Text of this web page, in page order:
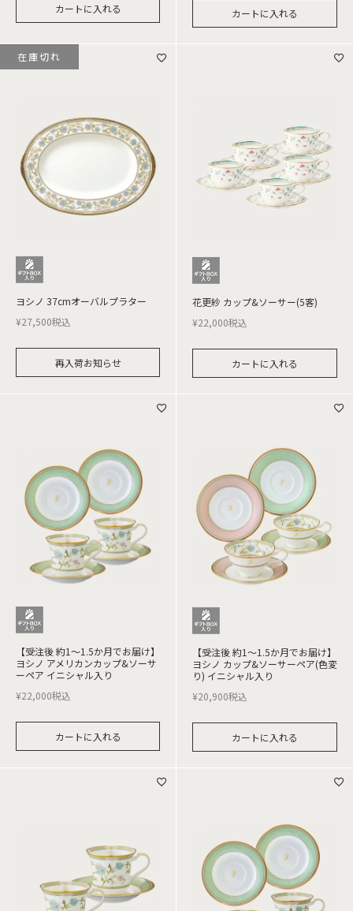
カートに入れる カートに入れる
ヨシノ 37cmオーバルプラター
¥27,500税込
再入荷お知らせ
在庫切れ
花更紗 カップ&ソーサー(5客)
¥22,000税込
カートに入れる
【受注後 約1～1.5か月でお届け】
ヨシノ アメリカンカップ&ソーサ
ーペア イニシャル入り
¥22,000税込
カートに入れる
【受注後 約1～1.5か月でお届け】
ヨシノ カップ&ソーサーペア(色変
り) イニシャル入り
¥20,900税込
カートに入れる